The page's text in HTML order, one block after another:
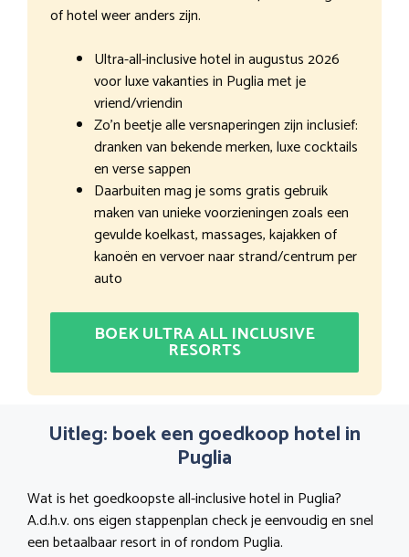
of hotel weer anders zijn.
Ultra-all-inclusive hotel in augustus 2026
voor luxe vakanties in Puglia met je
vriend/vriendin
Zo’n beetje alle versnaperingen zijn inclusief:
dranken van bekende merken, luxe cocktails
en verse sappen
Daarbuiten mag je soms gratis gebruik
maken van unieke voorzieningen zoals een
gevulde koelkast, massages, kajakken of
kanoën en vervoer naar strand/centrum per
auto
BOEK ULTRA ALL INCLUSIVE
RESORTS
Uitleg: boek een goedkoop hotel in
Puglia
Wat is het goedkoopste all-inclusive hotel in Puglia?
A.d.h.v. ons eigen stappenplan check je eenvoudig en snel
een betaalbaar resort in of rondom Puglia.